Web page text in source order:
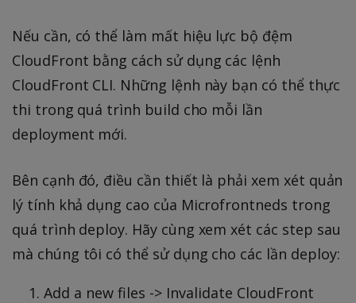
Nếu cần, có thể làm mất hiệu lực bộ đệm
CloudFront bằng cách sử dụng các lệnh
CloudFront CLI. Những lệnh này bạn có thể thực
thi trong quá trình build cho mỗi lần
deployment mới.
Bên cạnh đó, điều cần thiết là phải xem xét quản
lý tính khả dụng cao của Microfrontneds trong
quá trình deploy. Hãy cùng xem xét các step sau
mà chúng tôi có thể sử dụng cho các lần deploy:
Add a new files -> Invalidate CloudFront